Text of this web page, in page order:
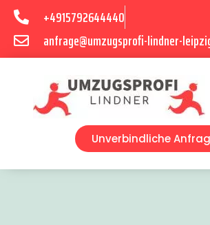
+4915792644440
anfrage@umzugsprofi-lindner-
Unverbindliche